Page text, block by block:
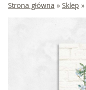
Strona główna » Sklep »